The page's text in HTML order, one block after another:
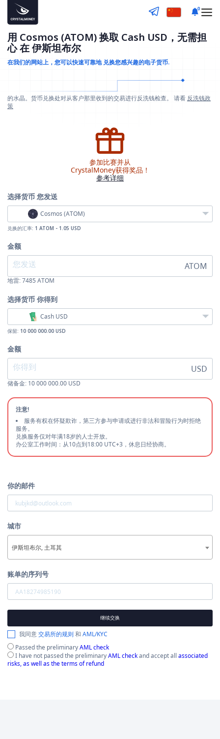
0
用 Cosmos (ATOM) 换取 Cash USD，无需担
心 在 伊斯坦布尔
在我们的网站上，您可以快速可靠地 兑换您感兴趣的电子货币.
的水晶。货币兑换处对从客户那里收到的交易进行反洗钱检查。 请看 反洗钱政
策
参加比赛并从
CrystalMoney获得奖品！
参考详细
选择货币 您发送
Cosmos (ATOM)
兑换的汇率: 1 ATOM - 1.05 USD
金额
ATOM
地雷:7485 ATOM
选择货币 你得到
Cash USD
保留: 10 000 000.00 USD
金额
USD
储备金: 10 000 000.00 USD
注意!
服务有权在怀疑欺诈，第三方参与申请或进行非法和冒险行为时拒绝
服务。
兑换服务仅对年满18岁的人士开放。
办公室工作时间：从10点到18:00 UTC+3，休息日经协商。
你的邮件
城市
伊斯坦布尔, 土耳其
账单的序列号
继续交换
我同意交易所的规则和 AML/KYC
Passed the preliminaryAML check
I have not passed the preliminaryAML checkand accept all associated
risks, as well as the terms of refund